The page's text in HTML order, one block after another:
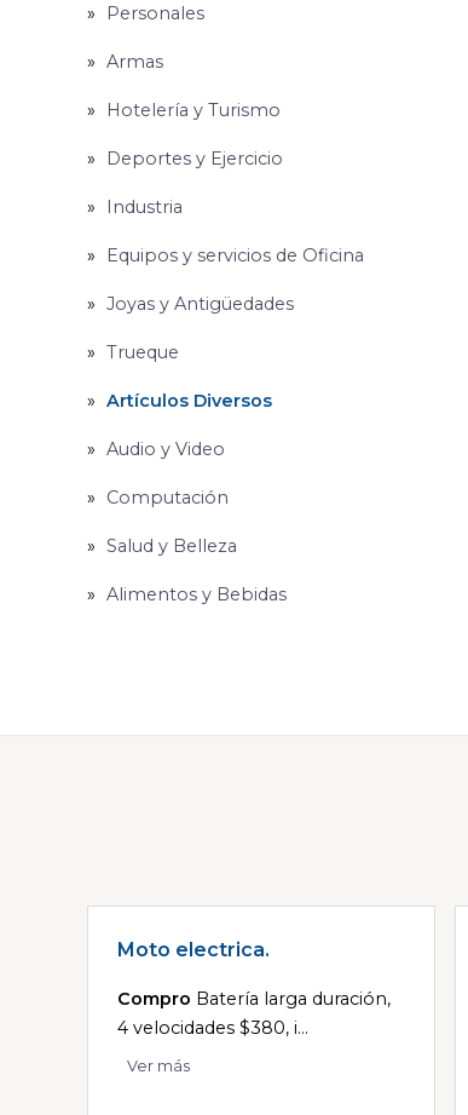
Personales
Armas
Hotelería y Turismo
Deportes y Ejercicio
Industria
Equipos y servicios de Oficina
Joyas y Antigüedades
Trueque
Artículos Diversos
Audio y Video
Computación
Salud y Belleza
Alimentos y Bebidas
Moto electrica.
Compro Batería larga duración,
4 velocidades $380, i...
Ver más